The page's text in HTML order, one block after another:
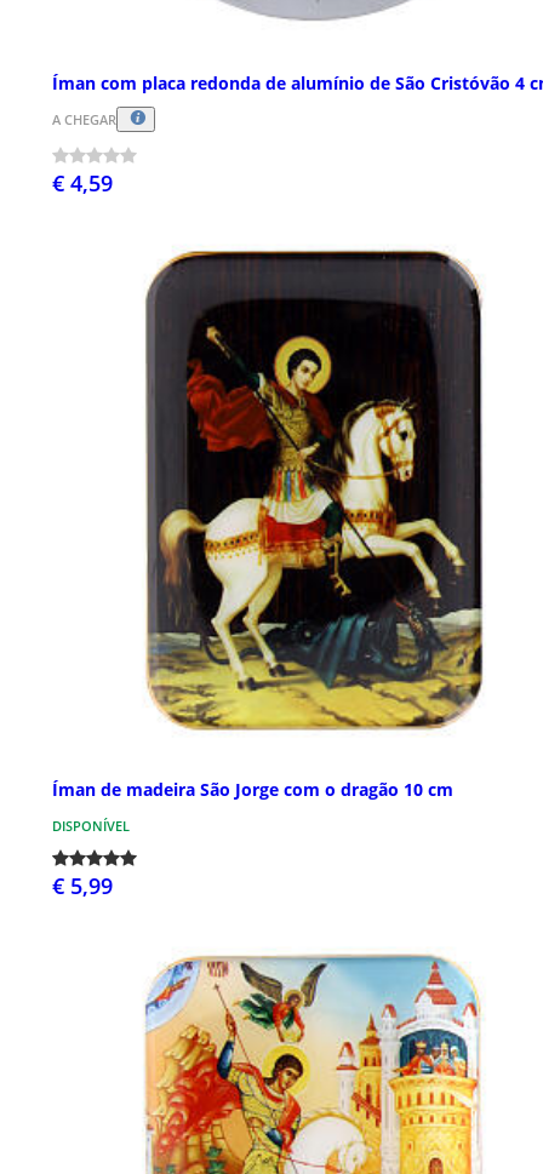
Íman com placa redonda de alumínio de São Cristóvão 4
A CHEGAR
€ 4,59
Íman de madeira São Jorge com o dragão 10 cm
DISPONÍVEL
€ 5,99